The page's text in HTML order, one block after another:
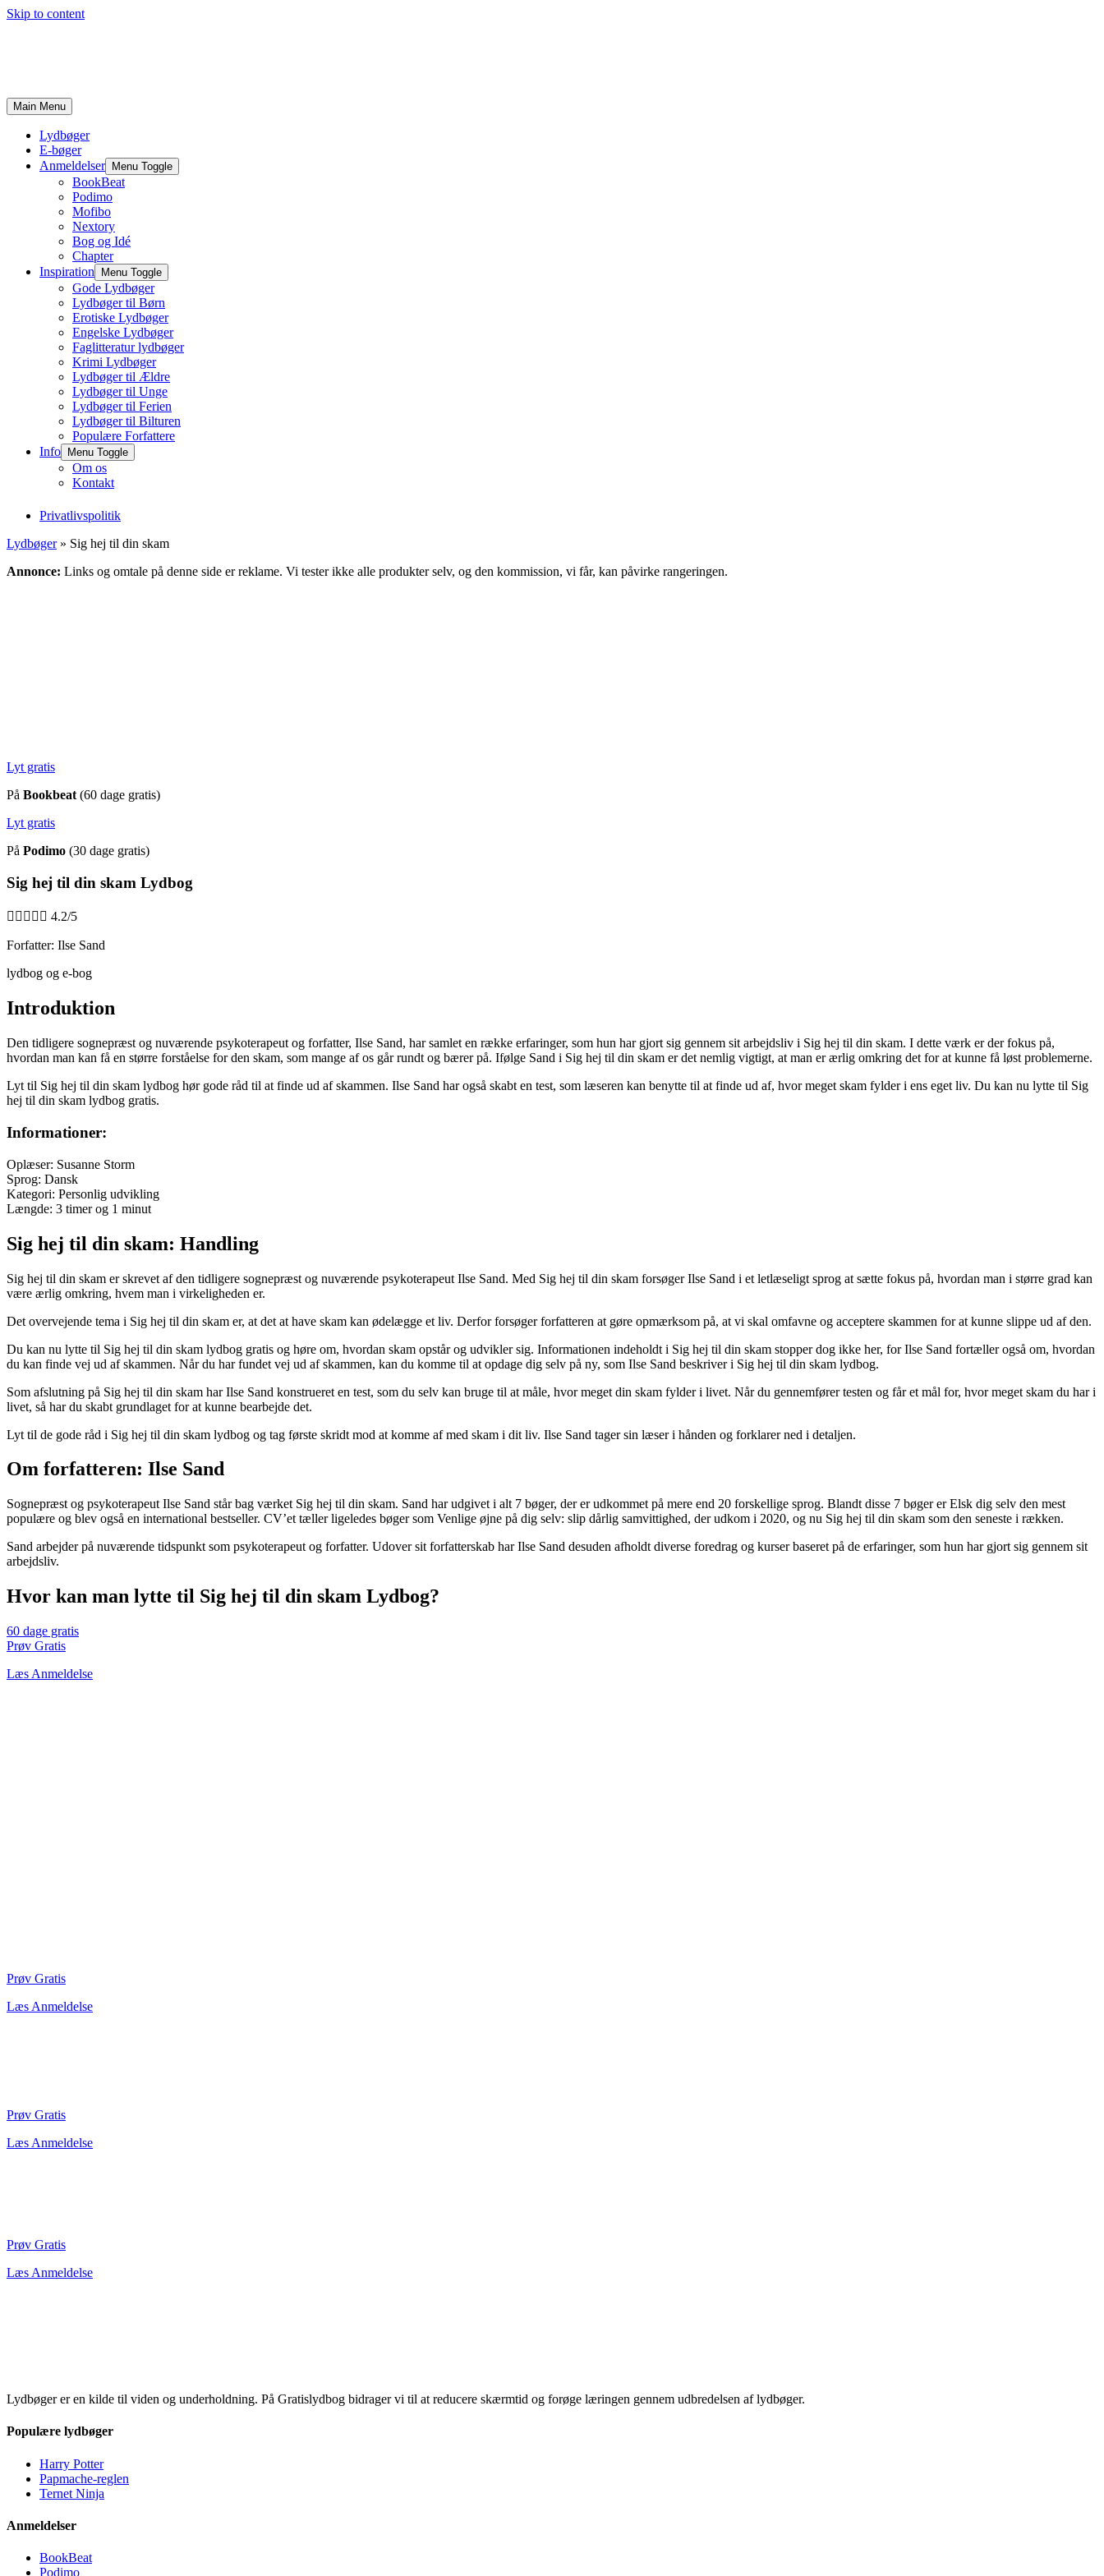
Skip to content
Main Menu
Lydbøger
E-bøger
Anmeldelser
Menu Toggle
BookBeat
Podimo
Mofibo
Nextory
Bog og Idé
Chapter
Inspiration
Menu Toggle
Gode Lydbøger
Lydbøger til Børn
Erotiske Lydbøger
Engelske Lydbøger
Faglitteratur lydbøger
Krimi Lydbøger
Lydbøger til Ældre
Lydbøger til Unge
Lydbøger til Ferien
Lydbøger til Bilturen
Populære Forfattere
Info
Menu Toggle
Om os
Kontakt
Privatlivspolitik
Lydbøger» Sig hej til din skam
Annonce: Links og omtale på denne side er reklame. Vi tester ikke alle produkter selv, og den kommission, vi får, kan påvirke rangeringen.
Lyt gratis
På Bookbeat (60 dage gratis)
Lyt gratis
På Podimo (30 dage gratis)
Sig hej til din skam Lydbog
     4.2/5
Forfatter: Ilse Sand
lydbog og e-bog
Introduktion
Den tidligere sognepræst og nuværende psykoterapeut og forfatter, Ilse Sand, har samlet en række erfaringer, som hun har gjort sig gennem sit arbejdsliv i Sig hej til din skam. I dette værk er der fokus på,
hvordan man kan få en større forståelse for den skam, som mange af os går rundt og bærer på. Ifølge Sand i Sig hej til din skam er det nemlig vigtigt, at man er ærlig omkring det for at kunne få løst problemerne.
Lyt til Sig hej til din skam lydbog hør gode råd til at finde ud af skammen. Ilse Sand har også skabt en test, som læseren kan benytte til at finde ud af, hvor meget skam fylder i ens eget liv. Du kan nu lytte til Sig
hej til din skam lydbog gratis.
Informationer:
Oplæser: Susanne Storm
Sprog: Dansk
Kategori: Personlig udvikling
Længde: 3 timer og 1 minut
Sig hej til din skam: Handling
Sig hej til din skam er skrevet af den tidligere sognepræst og nuværende psykoterapeut Ilse Sand. Med Sig hej til din skam forsøger Ilse Sand i et letlæseligt sprog at sætte fokus på, hvordan man i større grad kan
være ærlig omkring, hvem man i virkeligheden er.
Det overvejende tema i Sig hej til din skam er, at det at have skam kan ødelægge et liv. Derfor forsøger forfatteren at gøre opmærksom på, at vi skal omfavne og acceptere skammen for at kunne slippe ud af den.
Du kan nu lytte til Sig hej til din skam lydbog gratis og høre om, hvordan skam opstår og udvikler sig. Informationen indeholdt i Sig hej til din skam stopper dog ikke her, for Ilse Sand fortæller også om, hvordan
du kan finde vej ud af skammen. Når du har fundet vej ud af skammen, kan du komme til at opdage dig selv på ny, som Ilse Sand beskriver i Sig hej til din skam lydbog.
Som afslutning på Sig hej til din skam har Ilse Sand konstrueret en test, som du selv kan bruge til at måle, hvor meget din skam fylder i livet. Når du gennemfører testen og får et mål for, hvor meget skam du har i
livet, så har du skabt grundlaget for at kunne bearbejde det.
Lyt til de gode råd i Sig hej til din skam lydbog og tag første skridt mod at komme af med skam i dit liv. Ilse Sand tager sin læser i hånden og forklarer ned i detaljen.
Om forfatteren: Ilse Sand
Sognepræst og psykoterapeut Ilse Sand står bag værket Sig hej til din skam. Sand har udgivet i alt 7 bøger, der er udkommet på mere end 20 forskellige sprog. Blandt disse 7 bøger er Elsk dig selv den mest
populære og blev også en international bestseller. CV’et tæller ligeledes bøger som Venlige øjne på dig selv: slip dårlig samvittighed, der udkom i 2020, og nu Sig hej til din skam som den seneste i rækken.
Sand arbejder på nuværende tidspunkt som psykoterapeut og forfatter. Udover sit forfatterskab har Ilse Sand desuden afholdt diverse foredrag og kurser baseret på de erfaringer, som hun har gjort sig gennem sit
arbejdsliv.
Hvor kan man lytte til Sig hej til din skam Lydbog?
60 dage gratis
Prøv Gratis
Læs Anmeldelse
Prøv Gratis
Læs Anmeldelse
Prøv Gratis
Læs Anmeldelse
Prøv Gratis
Læs Anmeldelse
Lydbøger er en kilde til viden og underholdning. På Gratislydbog bidrager vi til at reducere skærmtid og forøge læringen gennem udbredelsen af lydbøger.
Populære lydbøger
Harry Potter
Papmache-reglen
Ternet Ninja
Anmeldelser
BookBeat
Podimo